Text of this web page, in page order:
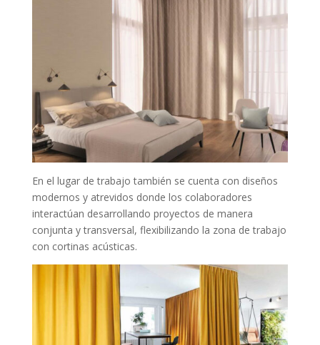
En el lugar de trabajo también se cuenta con diseños
modernos y atrevidos donde los colaboradores
interactúan desarrollando proyectos de manera
conjunta y transversal, flexibilizando la zona de trabajo
con cortinas acústicas.